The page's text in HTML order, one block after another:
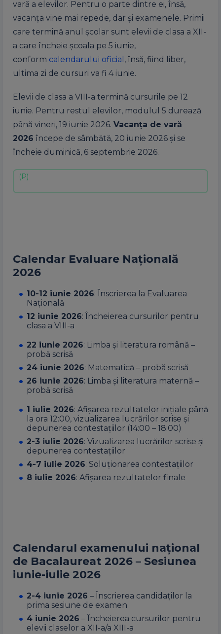
vară a elevilor. Pentru o parte dintre ei, însă,
vacanța vine mai repede, dar și examenele. Primii
care termină anul școlar sunt elevii de clasa a XII-
a care încheie școala pe 5 iunie,
conform calendarului oficial , însă, fiind liber,
ultima zi de cursuri va fi 4 iunie.
Elevii de clasa a VIII-a termină cursurile pe 12
iunie. Pentru restul elevilor, modulul 5 durează
până vineri, 19 iunie 2026. Vacanța de vară
2026 începe de sâmbătă, 20 iunie 2026 și se
încheie duminică, 6 septembrie 2026.
Calendar Evaluare Națională
2026
10-12 iunie 2026: Înscrierea la Evaluarea
Națională
12 iunie 2026: Încheierea cursurilor pentru
clasa a VIII-a
22 iunie 2026: Limba și literatura română –
probă scrisă
24 iunie 2026: Matematică – probă scrisă
26 iunie 2026: Limba și literatura maternă –
probă scrisă
1 iulie 2026: Afișarea rezultatelor inițiale până
la ora 12:00, vizualizarea lucrărilor scrise și
depunerea contestațiilor (14:00 – 18:00)
2-3 iulie 2026: Vizualizarea lucrărilor scrise și
depunerea contestațiilor
4-7 iulie 2026: Soluționarea contestațiilor
8 iulie 2026: Afișarea rezultatelor finale
Calendarul examenului național
de Bacalaureat 2026 – Sesiunea
iunie-iulie 2026
2-4 iunie 2026 – Înscrierea candidaților la
prima sesiune de examen
4 iunie 2026 – Încheierea cursurilor pentru
elevii claselor a XII-a/a XIII-a